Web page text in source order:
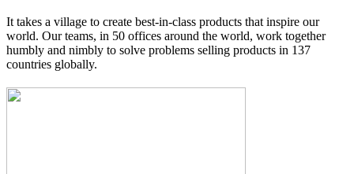
It takes a village to create best-in-class products that inspire our
world. Our teams, in 50 offices around the world, work together
humbly and nimbly to solve problems selling products in 137
countries globally.